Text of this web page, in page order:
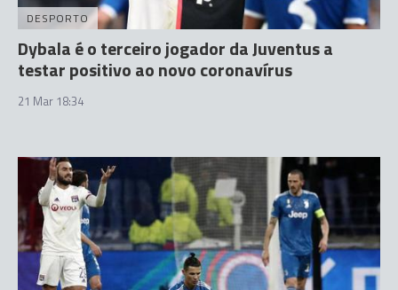
DESPORTO
Dybala é o terceiro jogador da Juventus a
testar positivo ao novo coronavírus
21 Mar 18:34